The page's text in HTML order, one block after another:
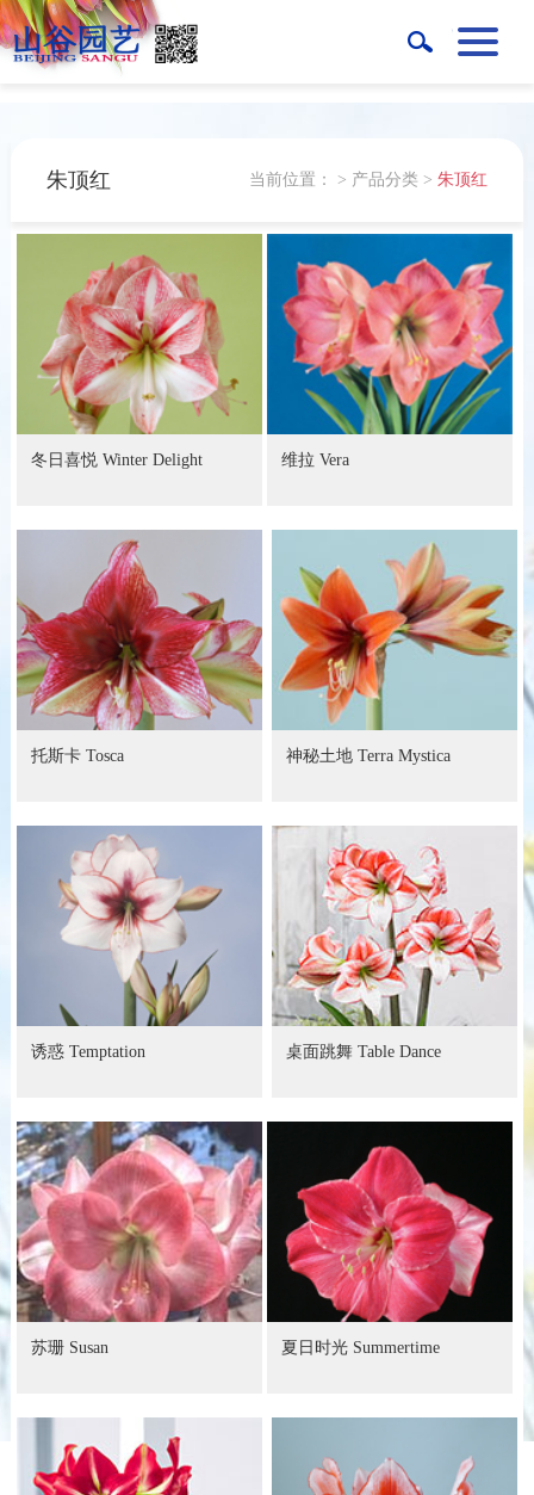
当前位置： > 产品分类 >朱顶红
朱顶红
冬日喜悦 Winter Delight 维拉 Vera
托斯卡 Tosca 神秘土地 Terra Mystica
诱惑 Temptation 桌面跳舞 Table Dance
苏珊 Susan 夏日时光 Summertime